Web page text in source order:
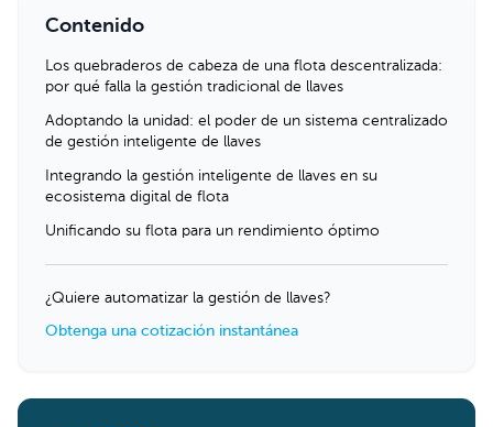
Contenido
Los quebraderos de cabeza de una flota descentralizada:
por qué falla la gestión tradicional de llaves
Adoptando la unidad: el poder de un sistema centralizado
de gestión inteligente de llaves
Integrando la gestión inteligente de llaves en su
ecosistema digital de flota
Unificando su flota para un rendimiento óptimo
¿Quiere automatizar la gestión de llaves?
Obtenga una cotización instantánea